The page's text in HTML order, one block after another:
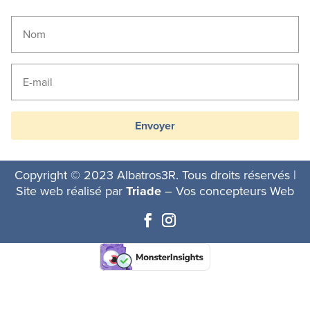
Envoyer
Copyright © 2023 Albatros3R. Tous droits réservés |
Site web réalisé parTriade– Vos concepteurs Web